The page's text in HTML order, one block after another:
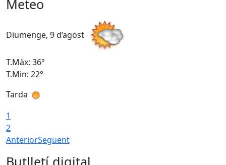
Meteo
Diumenge, 9 d’agost
T.Màx: 36°
T.Min: 22°
Tarda
1
2
AnteriorSegüent
Butlletí digital